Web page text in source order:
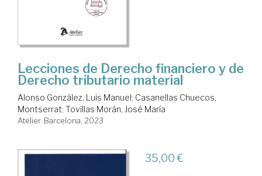
Lecciones de Derecho financiero y de
Derecho tributario material
Alonso González, Luis Manuel; Casanellas Chuecos,
Montserrat; Tovillas Morán, José María
Atelier. Barcelona, 2023
35,00 €